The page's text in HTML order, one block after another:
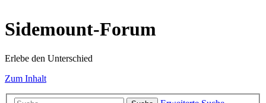
Sidemount-Forum
Erlebe den Unterschied
Zum Inhalt